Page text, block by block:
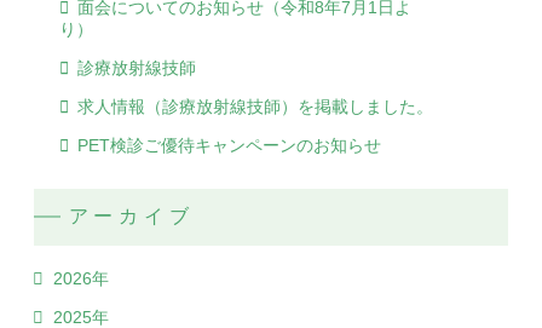
面会についてのお知らせ（令和8年7月1日よ
り）
診療放射線技師
求人情報（診療放射線技師）を掲載しました。
PET検診ご優待キャンペーンのお知らせ
アーカイブ
2026年
2025年